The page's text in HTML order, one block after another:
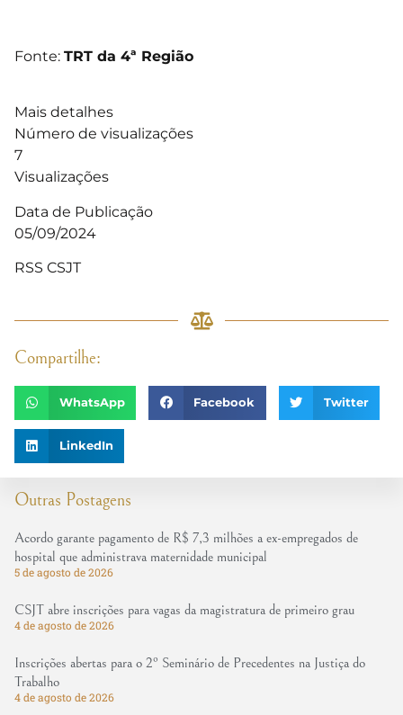
Outras Postagens
Acordo garante pagamento de R$ 7,3 milhões a ex-empregados de
hospital que administrava maternidade municipal
5 de agosto de 2026
CSJT abre inscrições para vagas da magistratura de primeiro grau
4 de agosto de 2026
Inscrições abertas para o 2º Seminário de Precedentes na Justiça do
Trabalho
4 de agosto de 2026
Fonte: TRT da 4ª Região
Mais detalhes
Número de visualizações
7
Visualizações
Data de Publicação
05/09/2024
RSS CSJT
Compartilhe:
WhatsApp Facebook Twitter
LinkedIn